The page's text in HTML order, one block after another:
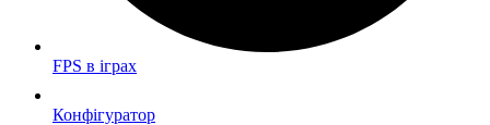
FPS в iграх
Конфігуратор